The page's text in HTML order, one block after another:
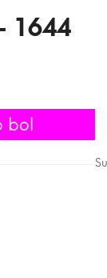
1644
bol